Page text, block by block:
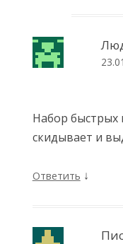
Набор
скидывает и
Ответить ↓